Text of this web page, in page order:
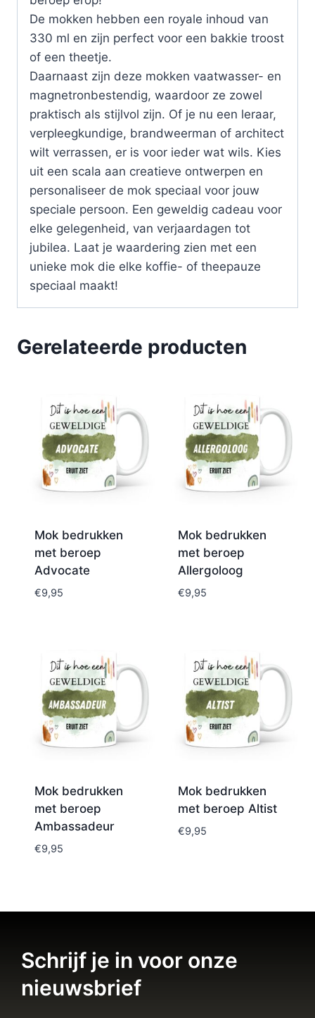
De mokken hebben een royale inhoud van
330 ml en zijn perfect voor een bakkie troost
of een theetje.
Daarnaast zijn deze mokken vaatwasser- en
magnetronbestendig, waardoor ze zowel
praktisch als stijlvol zijn. Of je nu een leraar,
verpleegkundige, brandweerman of architect
wilt verrassen, er is voor ieder wat wils. Kies
uit een scala aan creatieve ontwerpen en
personaliseer de mok speciaal voor jouw
speciale persoon. Een geweldig cadeau voor
elke gelegenheid, van verjaardagen tot
jubilea. Laat je waardering zien met een
unieke mok die elke koffie- of theepauze
speciaal maakt!
Gerelateerde producten
Mok bedrukken
met beroep
Advocate
€9,95
Mok bedrukken
met beroep
Allergoloog
€9,95
Mok bedrukken
met beroep
Ambassadeur
€9,95
Mok bedrukken
met beroep Altist
€9,95
Schrijf je in voor onze
nieuwsbrief